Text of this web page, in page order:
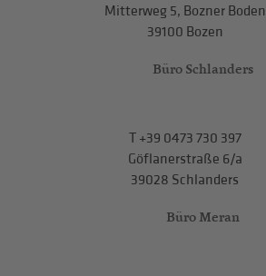
Mitterweg 5, Bozner Boden
39100 Bozen
Büro Schlanders
T+39 0473 730 397
Göflanerstraße 6/a
39028 Schlanders
Büro Meran